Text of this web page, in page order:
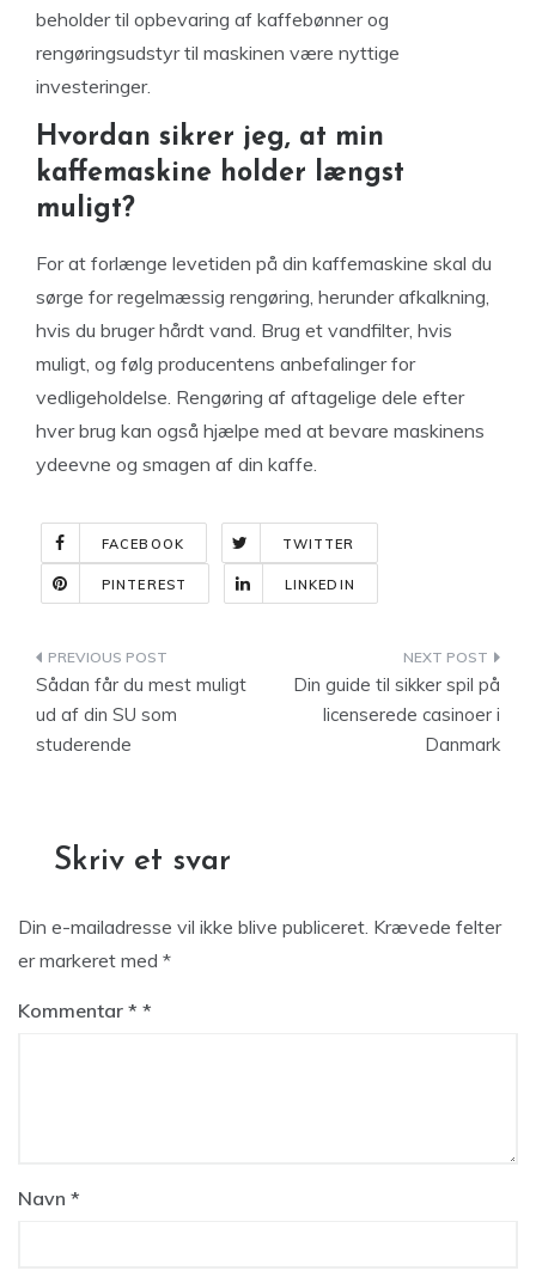
beholder til opbevaring af kaffebønner og
rengøringsudstyr til maskinen være nyttige
investeringer.
Hvordan sikrer jeg, at min
kaffemaskine holder længst
muligt?
For at forlænge levetiden på din kaffemaskine skal du
sørge for regelmæssig rengøring, herunder afkalkning,
hvis du bruger hårdt vand. Brug et vandfilter, hvis
muligt, og følg producentens anbefalinger for
vedligeholdelse. Rengøring af aftagelige dele efter
hver brug kan også hjælpe med at bevare maskinens
ydeevne og smagen af din kaffe.
FACEBOOK TWITTER
PINTEREST LINKEDIN
Indlægsnavigation
Sådan får du mest muligt
ud af din SU som
studerende
Din guide til sikker spil på
licenserede casinoer i
Danmark
Skriv et svar
Din e-mailadresse vil ikke blive publiceret. Krævede felter
er markeret med *
Kommentar *
Navn *